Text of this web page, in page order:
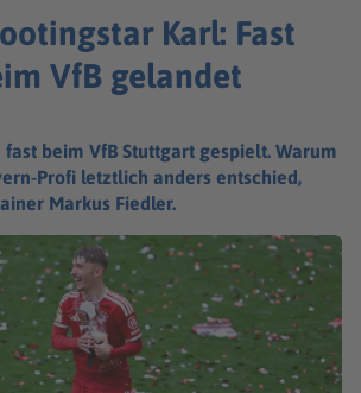
Karl: Fast
VfB gelandet
beim VfB Stuttgart gespielt. Warum
Profi letztlich anders entschied,
Markus Fiedler.